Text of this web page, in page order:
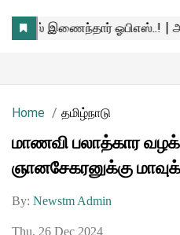
Home தமிழ்நாடு
மாணவி பலாத்கார
ஞானசேகரனுக்கு
By: Newstm Admin
Thu, 26 Dec 2024